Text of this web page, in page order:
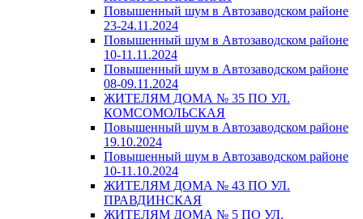
Повышенный шум в Автозаводском районе
23-24.11.2024
Повышенный шум в Автозаводском районе
10-11.11.2024
Повышенный шум в Автозаводском районе
08-09.11.2024
ЖИТЕЛЯМ ДОМА № 35 ПО УЛ.
КОМСОМОЛЬСКАЯ
Повышенный шум в Автозаводском районе
19.10.2024
Повышенный шум в Автозаводском районе
10-11.10.2024
ЖИТЕЛЯМ ДОМА № 43 ПО УЛ.
ПРАВДИНСКАЯ
ЖИТЕЛЯМ ДОМА № 5 ПО УЛ.